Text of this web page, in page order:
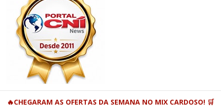
🔥CHEGARAM AS OFERTAS DA SEMANA NO MIX CARDOSO! 🛒